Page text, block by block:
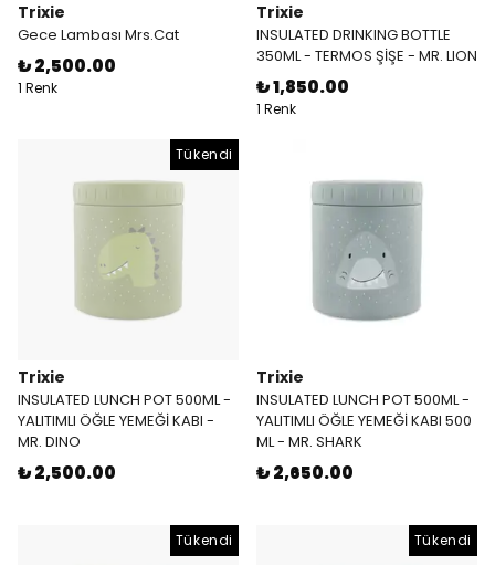
Trixie
Gece Lambası Mrs.Cat
₺ 2,500.00
1 Renk
Trixie
INSULATED DRINKING BOTTLE
350ML - TERMOS ŞİŞE - MR. LION
₺ 1,850.00
1 Renk
Tükendi
Trixie
INSULATED LUNCH POT 500ML -
YALITIMLI ÖĞLE YEMEĞİ KABI -
MR. DINO
₺ 2,500.00
Trixie
INSULATED LUNCH POT 500ML -
YALITIMLI ÖĞLE YEMEĞİ KABI 500
ML - MR. SHARK
₺ 2,650.00
Tükendi Tükendi